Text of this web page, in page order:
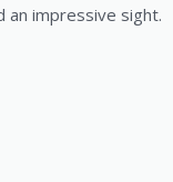
an impressive sight.